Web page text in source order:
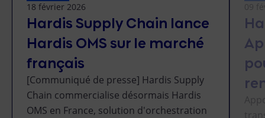
18 février 2026
Hardis Supply Chain lance
Hardis OMS sur le marché
français
[Communiqué de presse] Hardis Supply
Chain commercialise désormais Hardis
OMS en France, solution d'orchestration